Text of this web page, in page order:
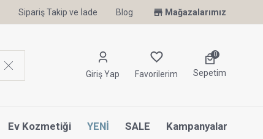
Uyku Uzmanı Othello Şimdi Penelope'de
Sipariş Takip ve İade Blog Mağazalarımız
Giriş Yap Favorilerim
0
Sepetim
Ev Kozmetiği YENİ SALE Kampanyalar